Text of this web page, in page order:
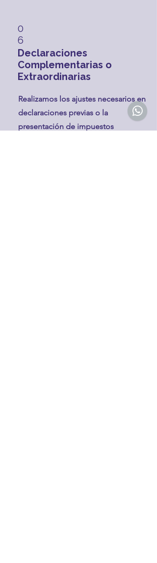
0
6
Declaraciones
Complementarias o
Extraordinarias
Realizamos los ajustes necesarios en
declaraciones previas o la
presentación de impuestos